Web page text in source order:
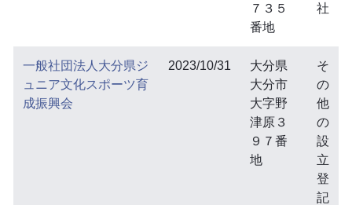
７３５
番地
社
一般社団法人大分県ジ
ュニア文化スポーツ育
成振興会
2023/10/31
大分県
大分市
大字野
津原３
９７番
地
そ
の
他
の
設
立
登
記